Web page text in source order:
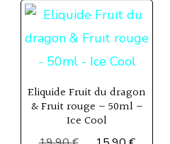
Eliquide Fruit du dragon
& Fruit rouge – 50ml –
Ice Cool